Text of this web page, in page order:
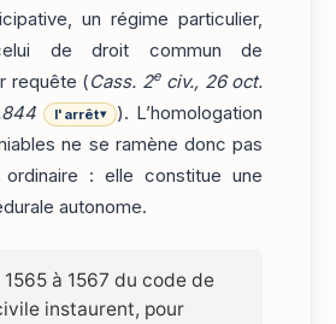
un régime particulier,
de droit commun de
requête (Cass. 2eciv., 26 oct.
l'arrêt▾
). L’homologation
ne se ramène donc pas
: elle constitue une
autonome.
à 1567 du code de
instaurent, pour